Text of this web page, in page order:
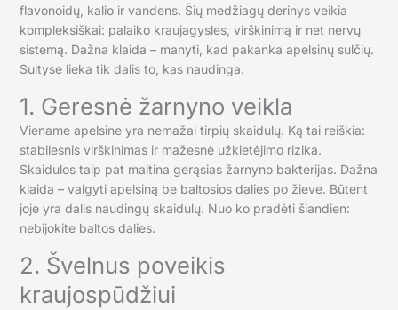
flavonoidų, kalio ir vandens. Šių medžiagų derinys veikia
kompleksiškai: palaiko kraujagysles, virškinimą ir net nervų
sistemą. Dažna klaida – manyti, kad pakanka apelsinų sulčių.
Sultyse lieka tik dalis to, kas naudinga.
1. Geresnė žarnyno veikla
Viename apelsine yra nemažai tirpių skaidulų. Ką tai reiškia:
stabilesnis virškinimas ir mažesnė užkietėjimo rizika.
Skaidulos taip pat maitina gerąsias žarnyno bakterijas. Dažna
klaida – valgyti apelsiną be baltosios dalies po žieve. Būtent
joje yra dalis naudingų skaidulų. Nuo ko pradėti šiandien:
nebijokite baltos dalies.
2. Švelnus poveikis
kraujospūdžiui